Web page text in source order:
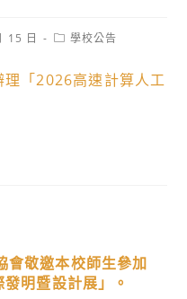
15 日
Post學校公告
「2026高速計算人工
會敬邀本校師生參加
明暨設計展」。